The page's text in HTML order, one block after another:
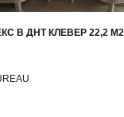
В ДНТ КЛЕВЕР 22,2 М2